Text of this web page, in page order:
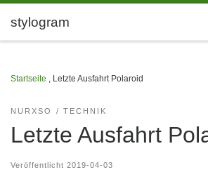
Zum Inhalt springen
stylogram
Startseite , Letzte Ausfahrt Polaroid
NURXSO TECHNIK
Letzte Ausfahrt
Veröffentlicht 2019-04-03